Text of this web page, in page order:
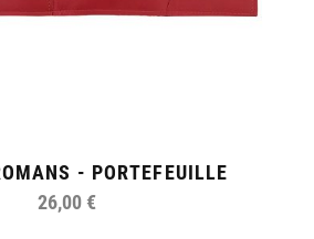
- PORTEFEUILLE
26,00 €